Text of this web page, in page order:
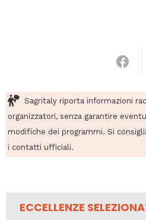
Sagritaly riporta informazioni
organizzatori, senza garantire
modifiche dei programmi. Si
i contatti ufficiali.
ECCELLENZE